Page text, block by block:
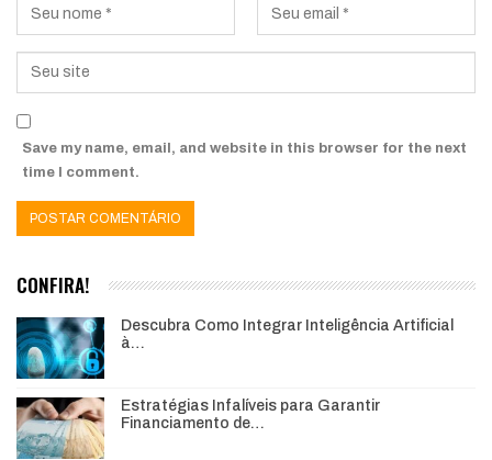
Save my name, email, and website in this browser for the next
time I comment.
CONFIRA!
Descubra Como Integrar Inteligência Artificial
à…
Estratégias Infalíveis para Garantir
Financiamento de…